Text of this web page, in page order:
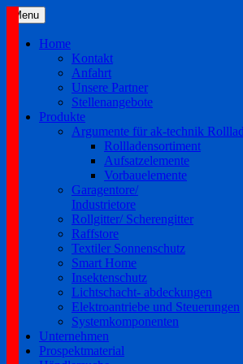
Skip
content
Menu
Home
Kontakt
Anfahrt
Unsere Partner
Stellenangebote
Produkte
Argumente für ak-technik
Rollladensortiment
Aufsatzelemente
Vorbauelemente
Garagentore/
Industrietore
Rollgitter/ Scherengitter
Raffstore
Textiler Sonnenschutz
Smart Home
Insektenschutz
Lichtschacht- abdeckungen
Elektroantriebe und Steuerungen
Systemkomponenten
Unternehmen
Prospektmaterial